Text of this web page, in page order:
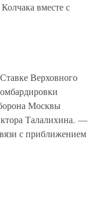
вместе с
Верховного
Москвы
Талалихина. —
с приближением